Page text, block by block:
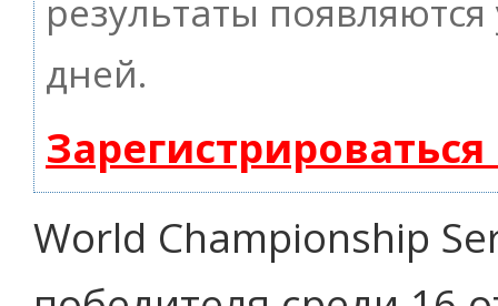
результаты
дней.
World Championship